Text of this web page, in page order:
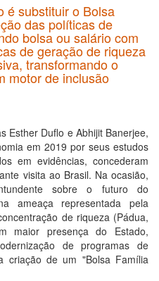
é substituir o Bolsa
das políticas de
bolsa ou salário com
de geração de riqueza
transformando o
motor de inclusão
Esther Duflo e Abhijit Banerjee,
em 2019 por seus estudos
em evidências, concederam
visita ao Brasil. Na ocasião,
sobre o futuro do
ameaça representada pela
de riqueza (Pádua,
maior presença do Estado,
de programas de
criação de um "Bolsa Família